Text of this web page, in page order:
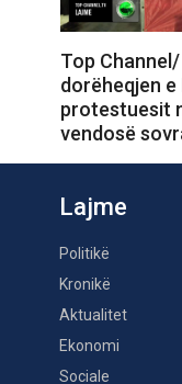
Top Channel/
dorëheqjen e
protestuesit
vendosë
Lajme
Politikë
Kronikë
Aktualitet
Ekonomi
Sociale